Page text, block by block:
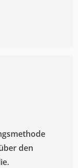
den